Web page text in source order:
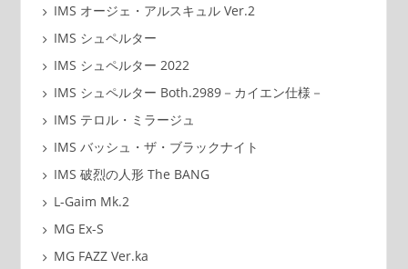
IMS オージェ・アルスキュル Ver.2
IMS シュペルター
IMS シュペルター 2022
IMS シュペルター Both.2989－カイエン仕様－
IMS テロル・ミラージュ
IMS バッシュ・ザ・ブラックナイト
IMS 破烈の人形 The BANG
L-Gaim Mk.2
MG Ex-S
MG FAZZ Ver.ka